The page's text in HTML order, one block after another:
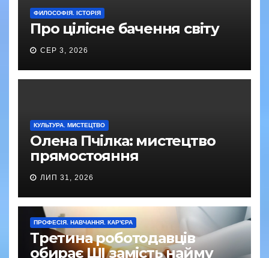
ФИЛОСОФІЯ. ІСТОРІЯ
Про цілісне бачення світу
СЕР 3, 2026
КУЛЬТУРА. МИСТЕЦТВО
Олена Пчілка: мистецтво
прямостояння
ЛИП 31, 2026
ПРОФЕСІЯ. НАВЧАННЯ. КАР'ЄРА
Третина роботодавців
обирає ШІ замість найму